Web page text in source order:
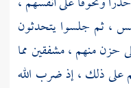
، ثم جلسوا يتحدثون
حزن منهم ، مشفقين مما
على ذلك ، إذ ضرب الله